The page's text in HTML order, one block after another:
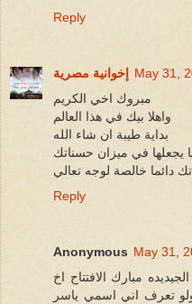
Reply
إخوانية مصرية
May 31,
مبروك اخي الكريم
واهلا بيك في هذا العالم
بداية طيبة ان شاء الله
يجعلها في ميزان حسناتك
دائما خالصة لوجه تعالي
Reply
Anonymous May 31,
مبارك الافتتاح اخ
تعرف اني اسمي ياسر